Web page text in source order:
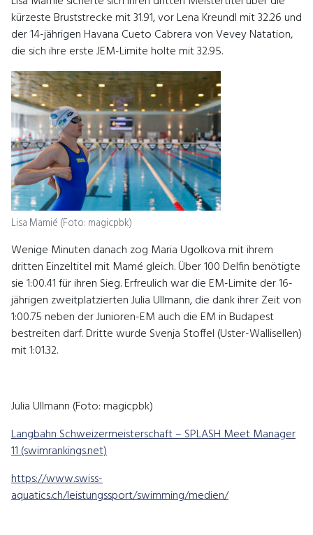
kürzeste Bruststrecke mit 31.91, vor Lena Kreundl mit 32.26 und
der 14-jährigen Havana Cueto Cabrera von Vevey Natation,
die sich ihre erste JEM-Limite holte mit 32.95.
Lisa Mamié (Foto: magicpbk)
Wenige Minuten danach zog Maria Ugolkova mit ihrem
dritten Einzeltitel mit Mamé gleich. Über 100 Delfin benötigte
sie 1:00.41 für ihren Sieg. Erfreulich war die EM-Limite der 16-
jährigen zweitplatzierten Julia Ullmann, die dank ihrer Zeit von
1:00.75 neben der Junioren-EM auch die EM in Budapest
bestreiten darf. Dritte wurde Svenja Stoffel (Uster-Wallisellen)
mit 1:01.32.
Julia Ullmann (Foto: magicpbk)
Langbahn Schweizermeisterschaft – SPLASH Meet Manager
11 (swimrankings.net)
https://www.swiss-
aquatics.ch/leistungssport/swimming/medien/